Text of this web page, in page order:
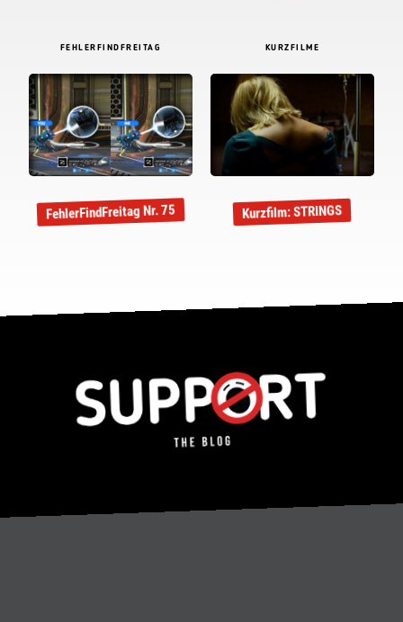
FEHLERFINDFREITAG
FehlerFindFreitag Nr. 75
KURZFILME
Kurzfilm: STRINGS